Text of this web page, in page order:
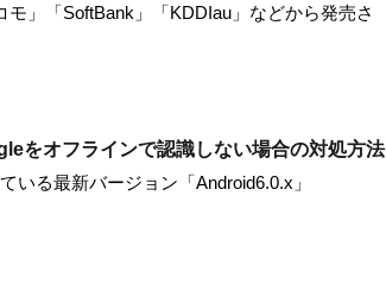
」「SoftBank」「KDDIau」などから発売さ
をオフラインで認識しない場合の対処方法
る最新バージョン「Android6.0.x」